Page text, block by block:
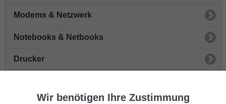
Modems & Netzwerk
Notebooks & Netbooks
Drucker
Wir benötigen Ihre Zustimmung